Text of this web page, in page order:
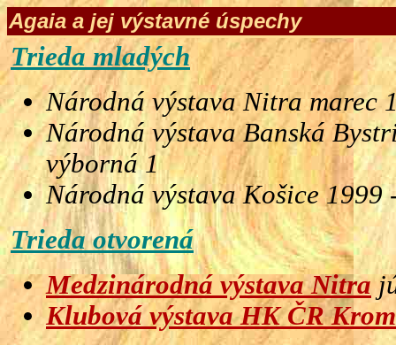
Agaia a jej výstavné úspechy
Trieda mladých
Národná výstava Nitra marec
Národná výstava Banská
výborná 1
Národná výstava Košice 1999
Trieda otvorená
Medzinárodná výstava Nitra
Klubová výstava HK ČR